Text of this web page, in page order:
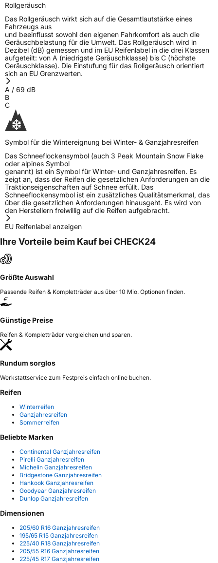
Rollgeräusch
Das Rollgeräusch wirkt sich auf die Gesamtlautstärke eines
Fahrzeugs aus
und beeinflusst sowohl den eigenen Fahrkomfort als auch die
Geräuschbelastung für die Umwelt. Das Rollgeräusch wird in
Dezibel (dB) gemessen und im EU Reifenlabel in die drei Klassen
aufgeteilt: von A (niedrigste Geräuschklasse) bis C (höchste
Geräuschklasse). Die Einstufung für das Rollgeräusch orientiert
sich an EU Grenzwerten.
A / 69 dB
B
C
Symbol für die Wintereignung bei Winter- & Ganzjahresreifen
Das Schneeflockensymbol (auch 3 Peak Mountain Snow Flake
oder alpines Symbol
genannt) ist ein Symbol für Winter- und Ganzjahresreifen. Es
zeigt an, dass der Reifen die gesetzlichen Anforderungen an die
Traktionseigenschaften auf Schnee erfüllt. Das
Schneeflockensymbol ist ein zusätzliches Qualitätsmerkmal, das
über die gesetzlichen Anforderungen hinausgeht. Es wird von
den Herstellern freiwillig auf die Reifen aufgebracht.
EU Reifenlabel anzeigen
Ihre Vorteile beim Kauf bei CHECK24
Größte Auswahl
Passende Reifen & Kompletträder aus über 10 Mio. Optionen finden.
Günstige Preise
Reifen & Kompletträder vergleichen und sparen.
Rundum sorglos
Werkstattservice zum Festpreis einfach online buchen.
Reifen
Winterreifen
Ganzjahresreifen
Sommerreifen
Beliebte Marken
Continental Ganzjahresreifen
Pirelli Ganzjahresreifen
Michelin Ganzjahresreifen
Bridgestone Ganzjahresreifen
Hankook Ganzjahresreifen
Goodyear Ganzjahresreifen
Dunlop Ganzjahresreifen
Dimensionen
205/60 R16 Ganzjahresreifen
195/65 R15 Ganzjahresreifen
225/40 R18 Ganzjahresreifen
205/55 R16 Ganzjahresreifen
225/45 R17 Ganzjahresreifen